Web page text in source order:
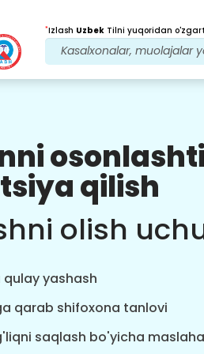
*Izlash Uzbek Tilni yuqoridan
qilish
olish
yashash
qarab shifoxona tanlovi
saqlash bo'yicha
hal qilish uchun
qo'llab-
ehtiyojlaringiz
yangilanishlar.